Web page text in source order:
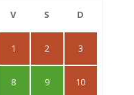
V S D
1 2 3
8 9 10